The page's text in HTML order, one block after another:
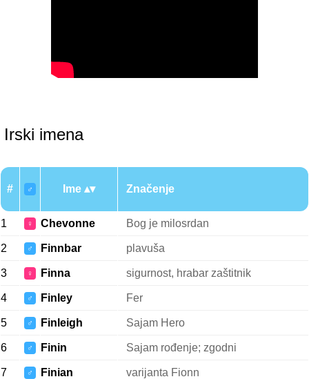
Irski imena
# ♂ Ime Značenje
1 ♀ Chevonne Bog je milosrdan
2 ♂ Finnbar plavuša
3 ♀ Finna sigurnost, hrabar zaštitnik
4 ♂ Finley Fer
5 ♂ Finleigh Sajam Hero
6 ♂ Finin Sajam rođenje; zgodni
7 ♂ Finian varijanta Fionn